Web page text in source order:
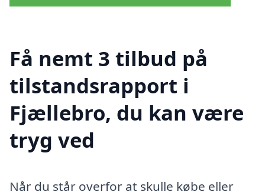
Få nemt 3 tilbud på
tilstandsrapport i
Fjællebro, du kan være
tryg ved
Når du står overfor at skulle købe eller